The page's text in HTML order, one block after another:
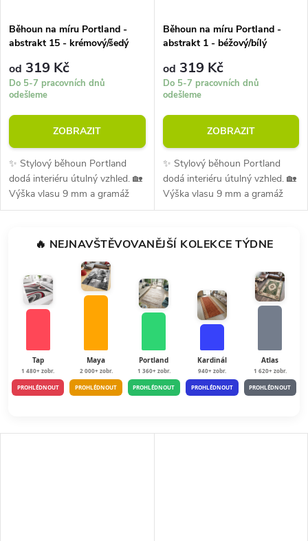
Běhoun na míru Portland -
abstrakt 15 - krémový/šedý
od 319 Kč
Do 5-7 pracovních dnů
odešleme
ZOBRAZIT
✨ Stylový běhoun Portland
dodá interiéru útulný vzhled. 🏡
Výška vlasu 9 mm a gramáž
1300 g/m² zajišťují pohodlí při
Materiál je odolný vůči oděru i...
Běhoun na míru Portland -
abstrakt 1 - béžový/bílý
od 319 Kč
Do 5-7 pracovních dnů
odešleme
ZOBRAZIT
✨ Stylový běhoun Portland
dodá interiéru útulný vzhled. 🏡
Výška vlasu 9 mm a gramáž
1300 g/m² zajišťují pohodlí při
Materiál je odolný vůči oděru i...
🔥 NEJNAVŠTĚVOVANĚJŠÍ KOLEKCE TÝDNE
Tap
1 480+ zobr.
PROHLÉDNOUT
Maya
2 000+ zobr.
PROHLÉDNOUT
Portland
1 360+ zobr.
PROHLÉDNOUT
Kardinál
940+ zobr.
PROHLÉDNOUT
Atlas
1 620+ zobr.
PROHLÉDNOUT